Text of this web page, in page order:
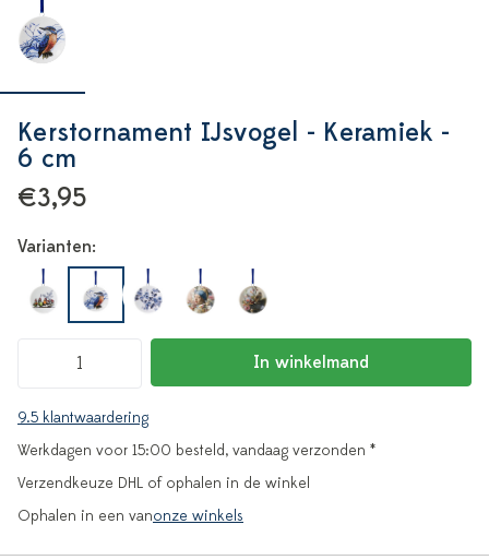
Kerstornament IJsvogel - Keramiek -
6 cm
€3,95
Varianten:
In winkelmand
9.5 klantwaardering
Werkdagen voor 15:00 besteld, vandaag verzonden *
Verzendkeuze DHL of ophalen in de winkel
Ophalen in een vanonze winkels